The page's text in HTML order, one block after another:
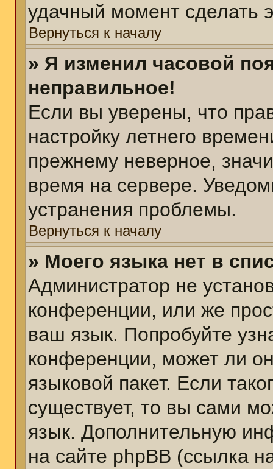
удачный момент сделать
Вернуться к началу
» Я изменил часовой
неправильное!
Если вы уверены, что
настройку летнего
прежнему неверное,
время на сервере.
устранения проблемы.
Вернуться к началу
» Моего языка нет в
Администратор не
конференции, или же
ваш язык. Попробуйте
конференции, может ли
языковой пакет. Если
существует, то вы сами
язык. Дополнительную
на сайте phpBB (ссылка